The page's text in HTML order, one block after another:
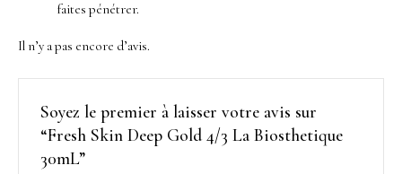
faites pénétrer.
Il n’y a pas encore d’avis.
Soyez le premier à laisser votre avis sur
“Fresh Skin Deep Gold 4/3 La Biosthetique
30mL”